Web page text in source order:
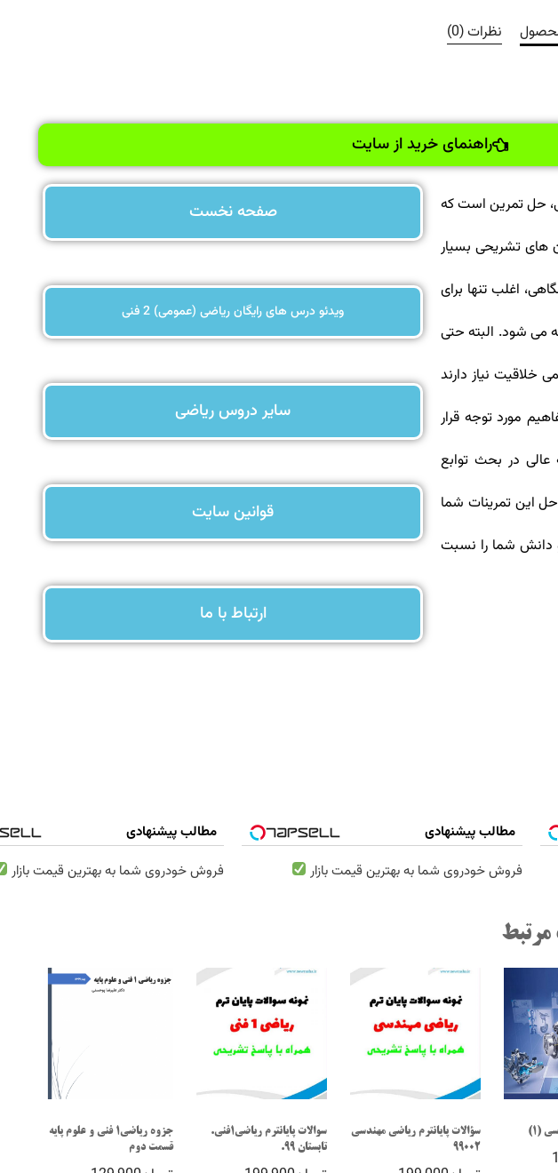
نظرات (0)
راهنمای خرید از سایت
حل تمرین است که
های تشریحی بسیار
اغلب تنها برای
می شود. البته حتی
خلاقیت نیاز دارند
مورد توجه قرار
محصول ویدئویی، 9 مساله عالی در بحث توابع
این تمرینات شما
دانش شما را نسبت
صفحه نخست
ویدئو درس های رایگان ریاضی (عمومی) 2 فنی
سایر دروس ریاضی
قوانین سایت
ارتباط با ما
مطالب پیشنهادی
فروش خودروی شما به بهترین قیمت بازار
مطالب پیشنهادی
فروش خودروی شما به بهترین قیمت بازار
(1)
سؤالات پایانترم ریاضی مهندسی
99002
سوالات پایانترم ریاضی1فنی.
تابستان 99.
جزوه ریاضی1 فنی و علوم پایه
قسمت دوم